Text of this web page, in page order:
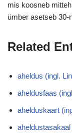
mis koosneb
ümber asetseb
Related
aheldus (ingl.
aheldusfaas
ahelduskaart